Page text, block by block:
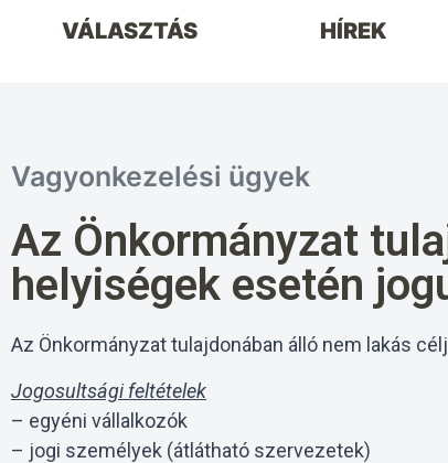
VÁLASZTÁS HÍREK
Vagyonkezelési ügyek
Az Önkormányzat
helyiségek esetén
Az Önkormányzat tulajdonában álló nem lakás
Jogosultsági feltételek
– egyéni vállalkozók
– jogi személyek (átlátható szervezetek)